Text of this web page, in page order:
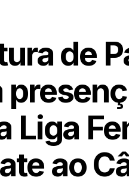
de
Liga
ao